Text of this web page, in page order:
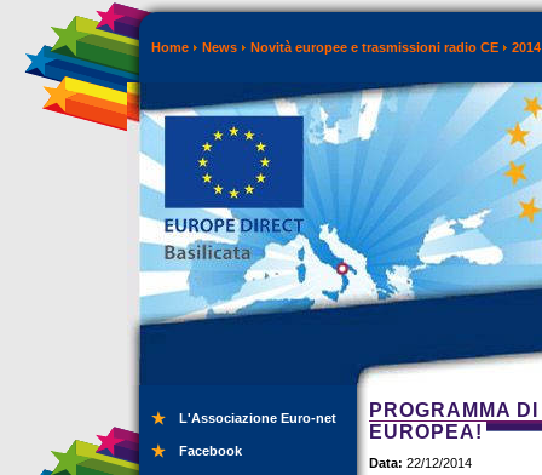
Home News Novità europee e trasmissioni radio CE 2014
L'Associazione Euro-net
Facebook
PROGRAMMA
EUROPEA!
Data: 22/12/2014